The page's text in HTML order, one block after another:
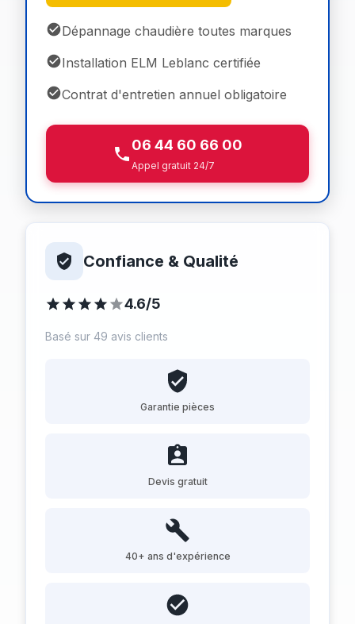
Dépannage chaudière toutes marques
Installation ELM Leblanc certifiée
Contrat d'entretien annuel obligatoire
06 44 60 66 00
Appel gratuit 24/7
Confiance & Qualité
4.6/5
Basé sur 49 avis clients
Garantie pièces
Devis gratuit
40+ ans d'expérience